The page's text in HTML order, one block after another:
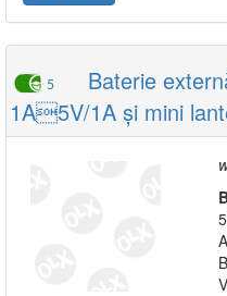
5
Baterie
1A5V/1A și mini